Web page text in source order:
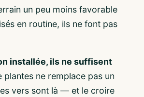
un peu moins favorable
en routine, ils ne font pas
installée, ils ne suffisent
plantes ne remplace pas un
vers sont là — et le croire